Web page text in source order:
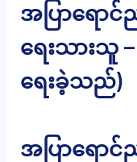
အပြာရော
ရေးသားသူ
ရေးခဲ့သည်)
အပြာရော